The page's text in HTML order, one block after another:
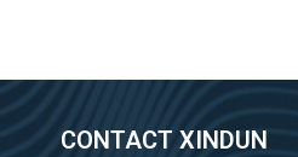
CONTACT XINDUN